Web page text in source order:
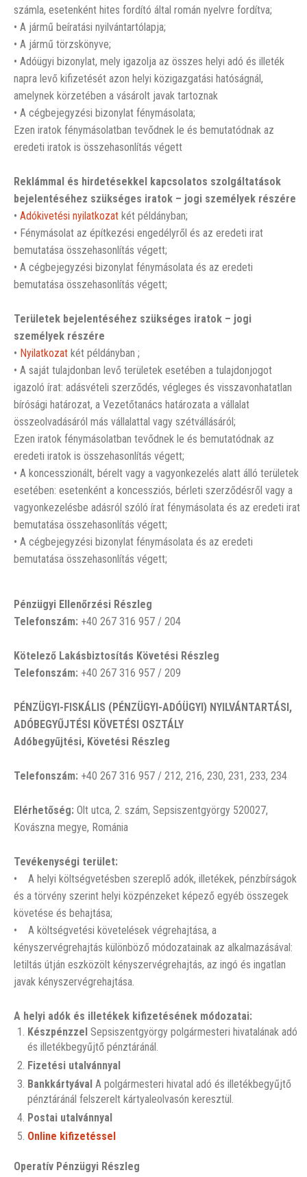
számla, esetenként hites fordító által román nyelvre fordítva;
• A jármű beíratási nyilvántartólapja;
• A jármű törzskönyve;
• Adóügyi bizonylat, mely igazolja az összes helyi adó és illeték
napra levő kifizetését azon helyi közigazgatási hatóságnál,
amelynek körzetében a vásárolt javak tartoznak
• A cégbejegyzési bizonylat fénymásolata;
Ezen iratok fénymásolatban tevődnek le és bemutatódnak az
eredeti iratok is összehasonlítás végett
Reklámmal és hirdetésekkel kapcsolatos szolgáltatások
bejelentéséhez szükséges iratok – jogi személyek részére
• Adókivetési nyilatkozat két példányban;
• Fénymásolat az építkezési engedélyről és az eredeti irat
bemutatása összehasonlítás végett;
• A cégbejegyzési bizonylat fénymásolata és az eredeti
bemutatása összehasonlítás végett;
Területek bejelentéséhez szükséges iratok – jogi
személyek részére
• Nyilatkozat két példányban ;
• A saját tulajdonban levő területek esetében a tulajdonjogot
igazoló írat: adásvételi szerződés, végleges és visszavonhatatlan
bírósági határozat, a Vezetőtanács határozata a vállalat
összeolvadásáról más vállalattal vagy szétvállásáról;
Ezen iratok fénymásolatban tevődnek le és bemutatódnak az
eredeti iratok is összehasonlítás végett;
• A koncesszionált, bérelt vagy a vagyonkezelés alatt álló területek
esetében: esetenként a koncessziós, bérleti szerződésről vagy a
vagyonkezelésbe adásról szóló írat fénymásolata és az eredeti irat
bemutatása összehasonlítás végett;
• A cégbejegyzési bizonylat fénymásolata és az eredeti
bemutatása összehasonlítás végett;
Pénzügyi Ellenőrzési Részleg
Telefonszám: +40 267 316 957 / 204
Kötelező Lakásbiztosítás Követési Részleg
Telefonszám: +40 267 316 957 / 209
PÉNZÜGYI-FISKÁLIS (PÉNZÜGYI-ADÓÜGYI) NYILVÁNTARTÁSI,
ADÓBEGYŰJTÉSI KÖVETÉSI OSZTÁLY
Adóbegyűjtési, Követési Részleg
Telefonszám: +40 267 316 957 / 212, 216, 230, 231, 233, 234
Elérhetőség: Olt utca, 2. szám, Sepsiszentgyörgy 520027,
Kovászna megye, Románia
Tevékenységi terület:
• A helyi költségvetésben szereplő adók, illetékek, pénzbírságok
és a törvény szerint helyi közpénzeket képező egyéb összegek
követése és behajtása;
• A költségvetési követelések végrehajtása, a
kényszervégrehajtás különböző módozatainak az alkalmazásával:
letiltás útján eszközölt kényszervégrehajtás, az ingó és ingatlan
javak kényszervégrehajtása.
A helyi adók és illetékek kifizetésének módozatai:
Készpénzzel Sepsiszentgyörgy polgármesteri hivatalának adó
és illetékbegyűjtő pénztáránál.
Fizetési utalvánnyal
Bankkártyával A polgármesteri hivatal adó és illetékbegyűjtő
pénztáránál felszerelt kártyaleolvasón keresztül.
Postai utalvánnyal
Online kifizetéssel
Operatív Pénzügyi Részleg